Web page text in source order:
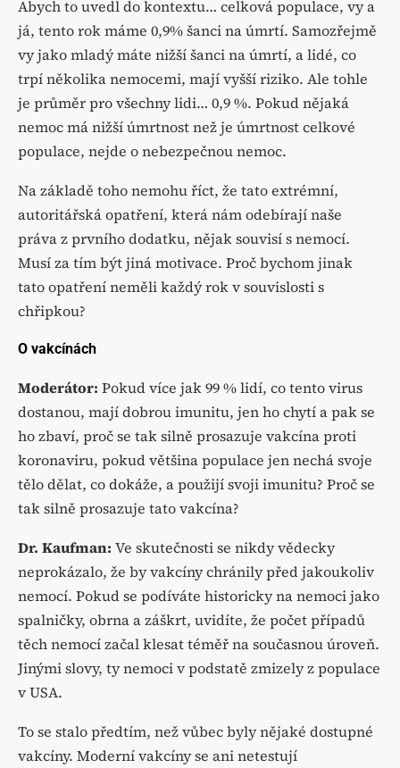
Abych to uvedl do kontextu… celková populace, vy a
já, tento rok máme 0,9% šanci na úmrtí. Samozřejmě
vy jako mladý máte nižší šanci na úmrtí, a lidé, co
trpí několika nemocemi, mají vyšší riziko. Ale tohle
je průměr pro všechny lidi… 0,9 %. Pokud nějaká
nemoc má nižší úmrtnost než je úmrtnost celkové
populace, nejde o nebezpečnou nemoc.
Na základě toho nemohu říct, že tato extrémní,
autoritářská opatření, která nám odebírají naše
práva z prvního dodatku, nějak souvisí s nemocí.
Musí za tím být jiná motivace. Proč bychom jinak
tato opatření neměli každý rok v souvislosti s
chřipkou?
O vakcínách
Moderátor: Pokud více jak 99 % lidí, co tento virus
dostanou, mají dobrou imunitu, jen ho chytí a pak se
ho zbaví, proč se tak silně prosazuje vakcína proti
koronaviru, pokud většina populace jen nechá svoje
tělo dělat, co dokáže, a použijí svoji imunitu? Proč se
tak silně prosazuje tato vakcína?
Dr. Kaufman: Ve skutečnosti se nikdy vědecky
neprokázalo, že by vakcíny chránily před jakoukoliv
nemocí. Pokud se podíváte historicky na nemoci jako
spalničky, obrna a záškrt, uvidíte, že počet případů
těch nemocí začal klesat téměř na současnou úroveň.
Jinými slovy, ty nemoci v podstatě zmizely z populace
v USA.
To se stalo předtím, než vůbec byly nějaké dostupné
vakcíny. Moderní vakcíny se ani netestují